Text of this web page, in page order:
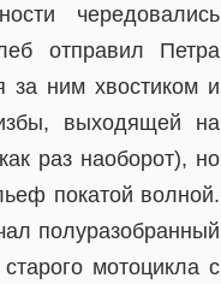
чередовались
отправил Петра
за ним хвостиком и
выходящей на
раз наоборот), но
покатой волной.
полуразобранный
мотоцикла с